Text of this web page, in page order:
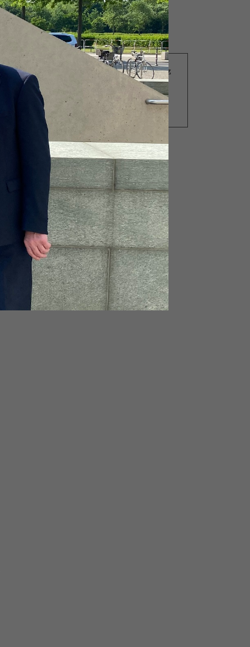
18.12.2015
Änderung des VIFG-Gesetz
schafft Transparenz -
Verkehrspolitiker
verschlanken
Finanzmanagement